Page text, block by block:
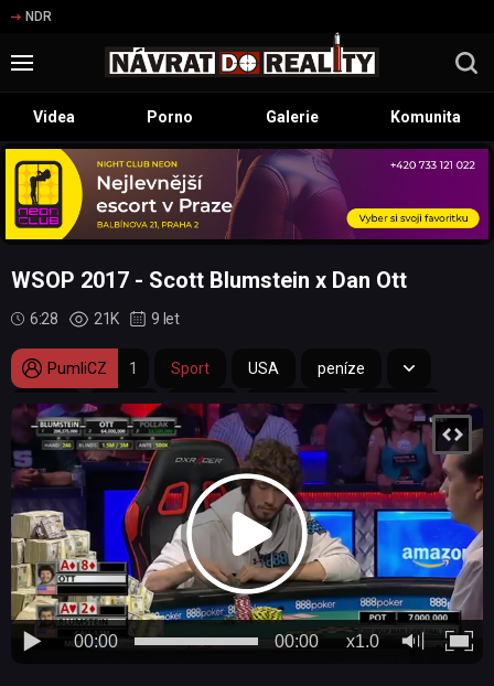
NDR
Videa Porno Galerie Komunita
WSOP 2017 - Scott Blumstein x Dan Ott
6:28 21K 9 let
PumliCZ 1 Sport USA peníze
finále výhra turnaj Las Vegas Nevada
karty šampionát poker
00:00 x1.0
00:00